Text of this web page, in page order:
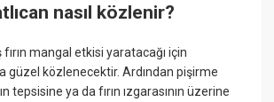
nasıl közlenir?
fırın mangal etkisi yaratacağı için
güzel közlenecektir. Ardından pişirme
tepsisine ya da fırın ızgarasının üzerine